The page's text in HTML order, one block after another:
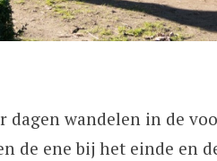
dagen wandelen in de
de ene bij het einde en